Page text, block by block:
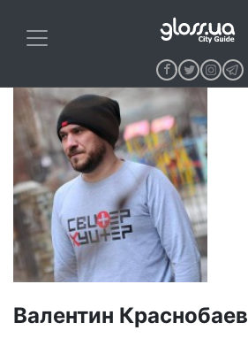
Валентин Краснобаев